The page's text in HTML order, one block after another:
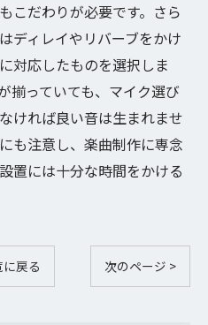
こだわりが必要です。さら
ディレイやリバーブをかけ
対応したものを選択しま
揃っていても、マイク選び
ければ良い音は生まれませ
も注意し、楽曲制作に専念
置には十分な時間をかける
戻る 次のページ >